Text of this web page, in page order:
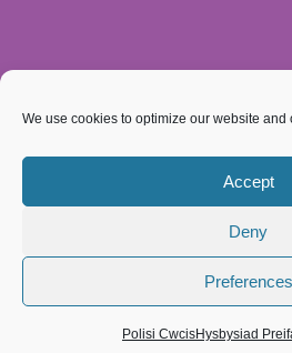
We use cookies to optimize our website and
Accept
Deny
Preferences
Polisi CwcisHysbysiad
Cwmni cyfyngedig trwy warrant, rhif